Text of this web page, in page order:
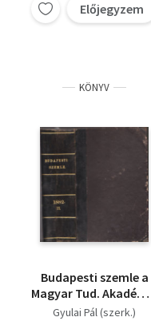
Előjegyzem
KÖNYV
Budapesti szemle a
Magyar Tud. Akadémia
megbízásából 31-32.
Gyulai Pál (szerk.)